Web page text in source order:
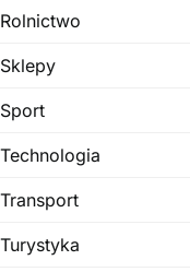
Rolnictwo
Sklepy
Sport
Technologia
Transport
Turystyka